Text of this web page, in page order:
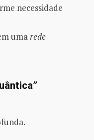
necessidade
umarede